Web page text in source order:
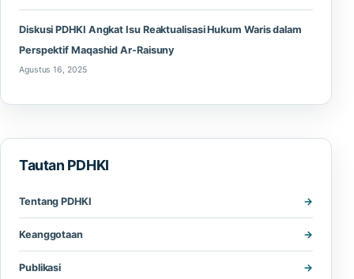
Diskusi PDHKI Angkat Isu Reaktualisasi Hukum Waris dalam
Perspektif Maqashid Ar-Raisuny
Agustus 16, 2025
Tautan PDHKI
Tentang PDHKI
Keanggotaan
Publikasi